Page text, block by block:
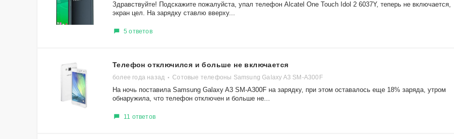
Здравствуйте! Подскажите пожалуйста, упал телефон Alcatel One Touch Idol 2 6037Y, теперь не включается,
экран цел. На зарядку ставлю вверху...
5 ответов
Телефон отключился и больше не включается
более года назад Сотовые телефоны Samsung Galaxy A3 SM-A300F
На ночь поставила Samsung Galaxy A3 SM-A300F на зарядку, при этом оставалось еще 18% заряда, утром
обнаружила, что телефон отключен и больше не...
11 ответов